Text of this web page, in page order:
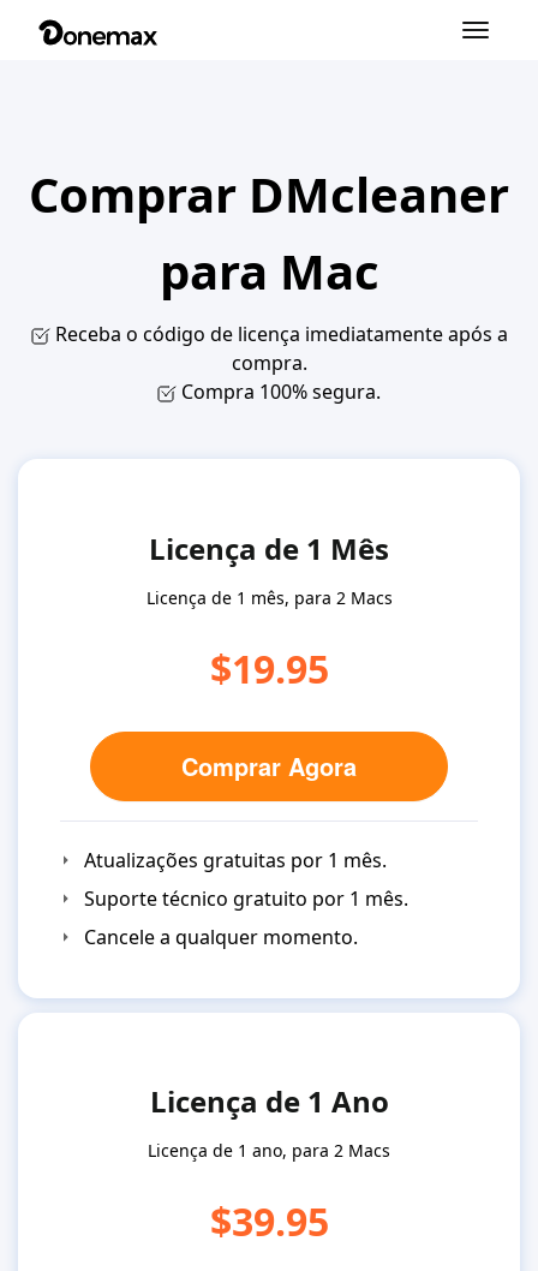
Alternar
Comprar DMcleaner
para Mac
Receba o código de licença imediatamente após a
compra.
Compra 100% segura.
Licença de 1 Mês
Licença de 1 mês, para 2 Macs
$19.95
Comprar Agora
Atualizações gratuitas por 1 mês.
Suporte técnico gratuito por 1 mês.
Cancele a qualquer momento.
Licença de 1 Ano
Licença de 1 ano, para 2 Macs
$39.95